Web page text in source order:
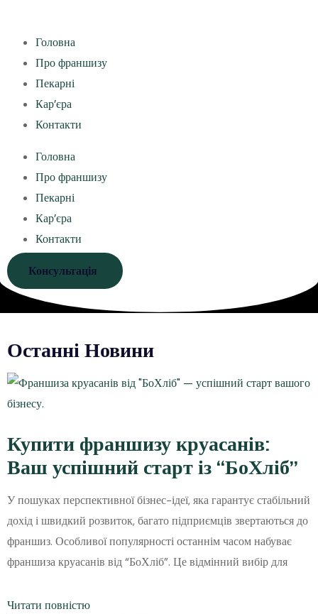
Головна
Про франшизу
Пекарні
Кар’єра
Контакти
Головна
Про франшизу
Пекарні
Кар’єра
Контакти
Консультація
Останні Новини
Купити франшизу круасанів:
Ваш успішний старт із “БоХліб”
У пошуках перспективної бізнес-ідеї, яка гарантує стабільний
дохід і швидкий розвиток, багато підприємців звертаються до
франшиз. Особливої популярності останнім часом набуває
франшиза круасанів від “БоХліб”. Це відмінний вибір для
Читати повністю